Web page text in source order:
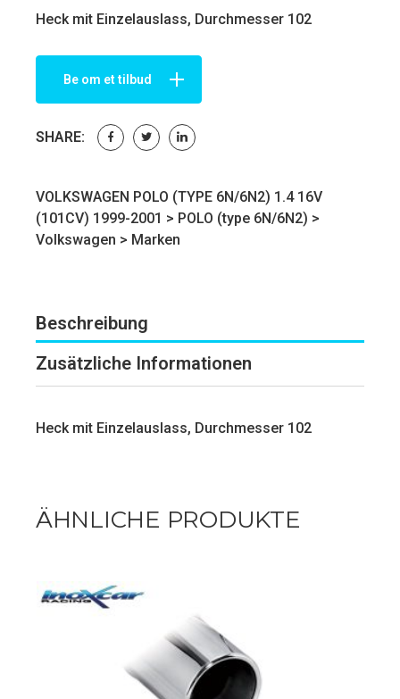
Heck mit Einzelauslass, Durchmesser 102
Be om et tilbud
SHARE:
VOLKSWAGEN POLO (TYPE 6N/6N2) 1.4 16V
(101CV) 1999-2001 > POLO (type 6N/6N2) >
Volkswagen > Marken
Beschreibung
Zusätzliche Informationen
Heck mit Einzelauslass, Durchmesser 102
ÄHNLICHE PRODUKTE